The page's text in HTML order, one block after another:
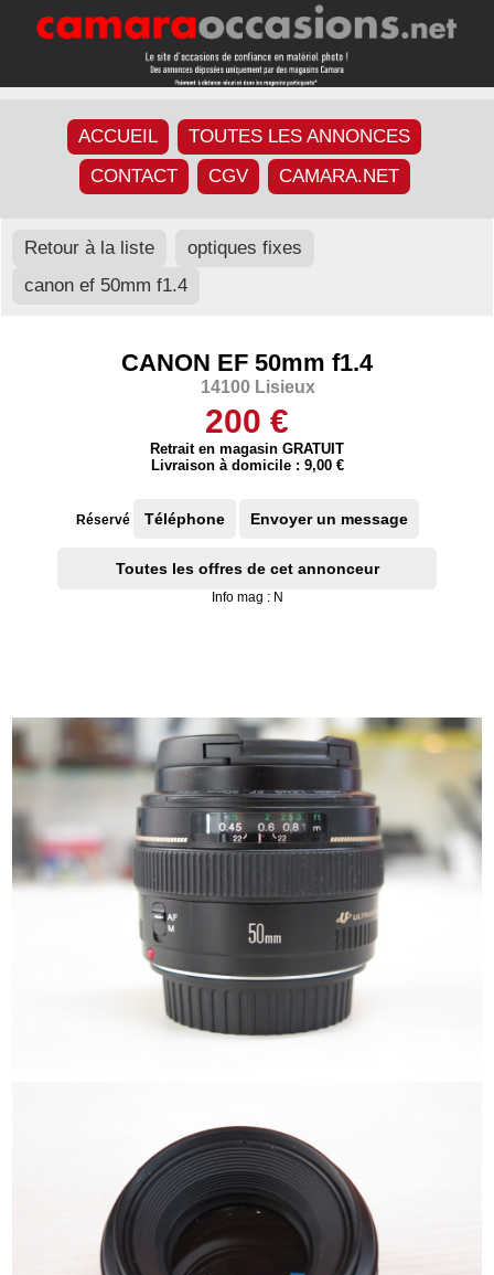
ACCUEIL
TOUTES LES ANNONCES
CONTACT
CGV CAMARA.NET
Retour à la liste
optiques fixes
canon ef 50mm f1.4
CANON EF 50mm f1.4
14100 Lisieux
200 €
Retrait en magasin GRATUIT
Livraison à domicile : 9,00 €
Réservé Téléphone Envoyer un message
Toutes les offres de cet annonceur
Info mag : N